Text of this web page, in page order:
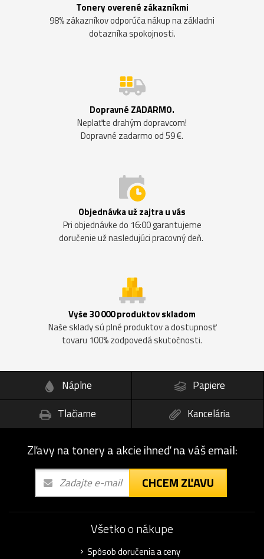
Tonery overené zákazníkmi
98% zákazníkov odporúča nákup na základni
dotazníka spokojnosti.
Dopravné ZADARMO.
Neplaťte drahým dopravcom!
Dopravné zadarmo od 59 €.
Objednávka už zajtra u vás
Pri objednávke do 16:00 garantujeme
doručenie už nasledujúci pracovný deň.
Vyše 30 000 produktov skladom
Naše sklady sú plné produktov a dostupnosť
tovaru 100% zodpovedá skutočnosti.
Náplne
Papiere
Tlačiarne
Kancelária
Zľavy na tonery a akcie ihneď na váš email:
CHCEM ZĽAVU
Všetko o nákupe
Spôsob doručenia a ceny